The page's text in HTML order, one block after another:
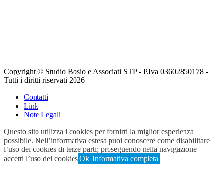
Copyright © Studio Bosio e Associati STP - P.Iva 03602850178 -
Tutti i diritti riservati 2026
Contatti
Link
Note Legali
Questo sito utilizza i cookies per fornirti la miglior esperienza
possibile. Nell’informativa estesa puoi conoscere come disabilitare
l’uso dei cookies di terze parti; proseguendo nella navigazione
accetti l’uso dei cookiesOk Informativa completa